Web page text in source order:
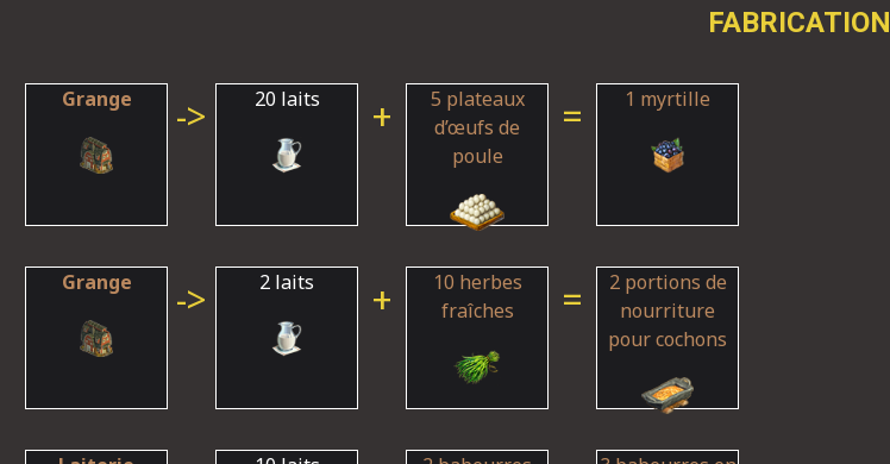
FABRICATION
Grange -> 20 laits +
5 plateaux
d’œufs de
poule
= 1 myrtille
Grange -> 2 laits +
10 herbes
fraîches
=
2 portions de
nourriture
pour cochons